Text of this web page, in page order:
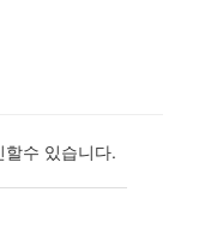
수 있습니다.